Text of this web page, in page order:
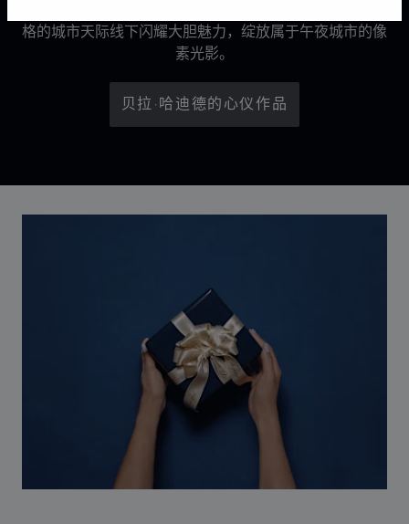
格的城市天际线下闪耀大胆魅力，绽放属于午夜城市的像
素光影。
贝拉·哈迪德的心仪作品